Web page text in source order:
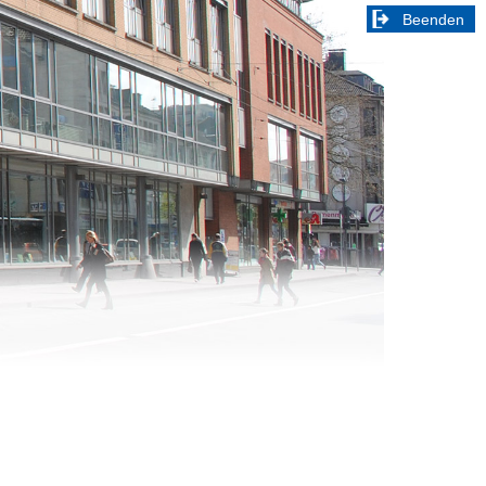
Beenden